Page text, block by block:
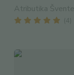
Atributika
( 4